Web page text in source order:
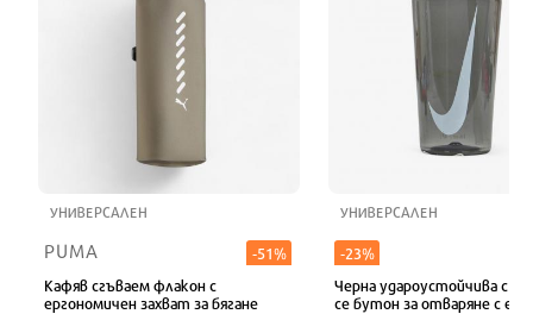
УНИВЕРСАЛЕН
PUMA
-51%
Кафяв сгъваем флакон с
ергономичен захват за бягане
УНИВЕРСАЛЕН
-23%
Черна удароустойчива с
се бутон за отваряне с